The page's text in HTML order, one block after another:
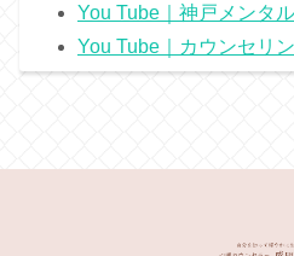
You Tube｜神戸メンタ
You Tube｜カウンセリ